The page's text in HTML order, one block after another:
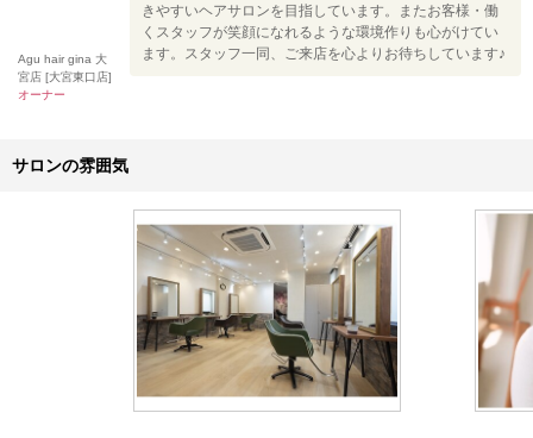
Agu hair gina 大
宮店 [大宮東口店]
オーナー
きやすいヘアサロンを目指しています。またお客様・働
くスタッフが笑顔になれるような環境作りも心がけてい
ます。スタッフ一同、ご来店を心よりお待ちしています♪
サロンの雰囲気